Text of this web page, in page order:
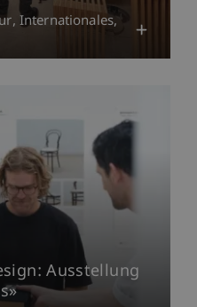
Internationales
Ausstellung